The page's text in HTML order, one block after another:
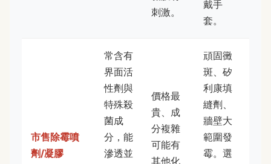
刺激。
戴手
套。
市售除霉噴
劑/凝膠
常含有
界面活
性劑與
特殊殺
菌成
分，能
滲透並
價格最
貴、成
分複雜
可能有
其他化
頑固黴
斑、矽
利康填
縫劑、
牆壁大
範圍發
霉。選